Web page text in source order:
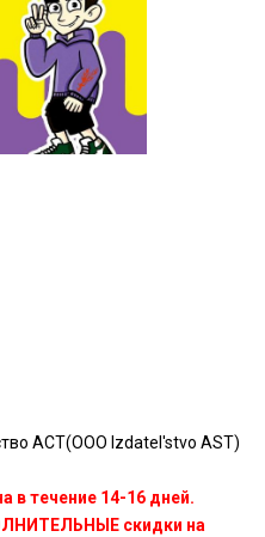
АСТ(OOO Izdatel'stvo AST)
в течение 14-16 дней.
скидки на